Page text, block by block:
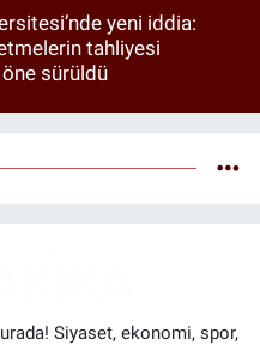
yeni iddia:
tahliyesi
sürüldü
Siyaset, ekonomi, spor,